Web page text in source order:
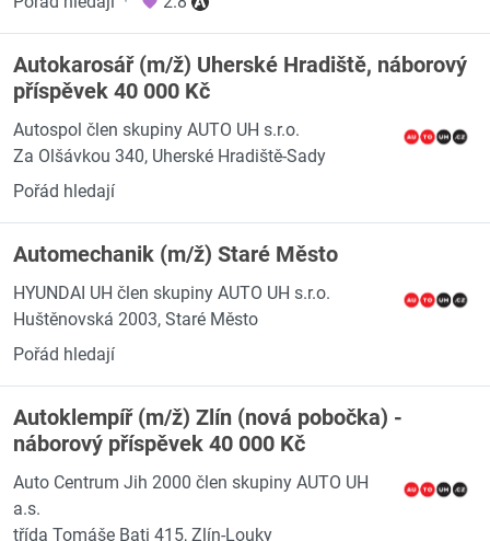
Autokarosář (m/ž) Uherské Hradiště, náborový
příspěvek 40 000 Kč
Autospol člen skupiny AUTO UH s.r.o.
Za Olšávkou 340, Uherské Hradiště-Sady
Pořád hledají
Automechanik (m/ž) Staré Město
HYUNDAI UH člen skupiny AUTO UH s.r.o.
Huštěnovská 2003, Staré Město
Pořád hledají
Autoklempíř (m/ž) Zlín (nová pobočka) -
náborový příspěvek 40 000 Kč
Auto Centrum Jih 2000 člen skupiny AUTO UH
a.s.
třída Tomáše Bati 415, Zlín-Louky